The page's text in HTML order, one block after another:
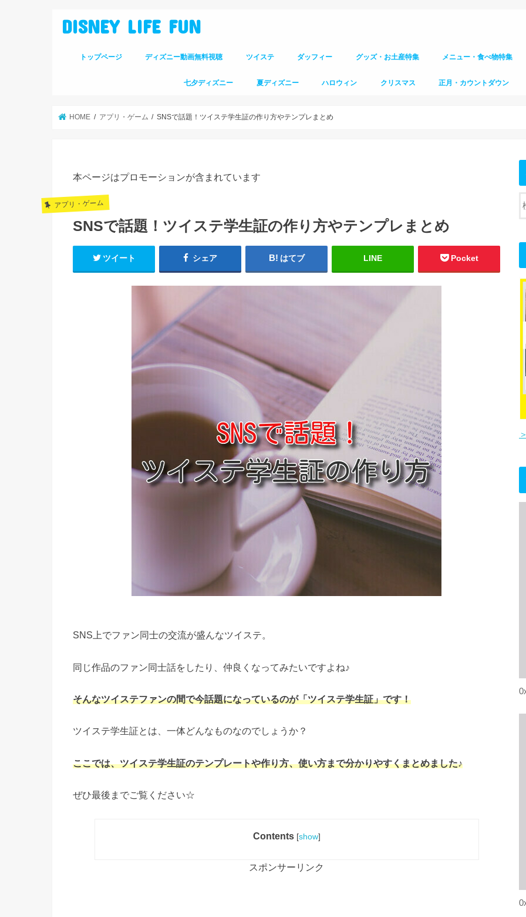
DISNEY LIFE FUN
トップページ ディズニー動画無料視聴 ツイステ ダッフィー グッズ・お土産特集 メニュー・食べ物特集
七夕ディズニー 夏ディズニー ハロウィン クリスマス 正月・カウントダウン
HOME アプリ・ゲーム SNSで話題！ツイステ学生証の作り方やテンプレまとめ
本ページはプロモーションが含まれています
アプリ・ゲーム
SNSで話題！ツイステ学生証の作り方やテンプレまとめ
ツイート シェア はてブ LINE Pocket
SNS上でファン同士の交流が盛んなツイステ。
同じ作品のファン同士話をしたり、仲良くなってみたいですよね♪
そんなツイステファンの間で今話題になっているのが「ツイステ学生証」です！
ツイステ学生証とは、一体どんなものなのでしょうか？
ここでは、ツイステ学生証のテンプレートや作り方、使い方まで分かりやすくまとめました♪
ぜひ最後までご覧ください☆
Contents [show]
スポンサーリンク